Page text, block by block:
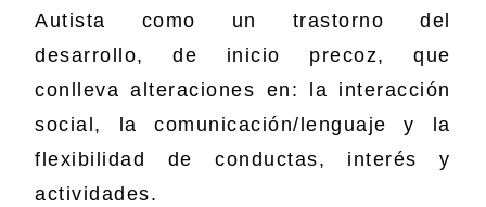
Autista como un trastorno del
desarrollo, de inicio precoz, que
conlleva alteraciones en: la interacción
social, la comunicación/lenguaje y la
flexibilidad de conductas, interés y
actividades.